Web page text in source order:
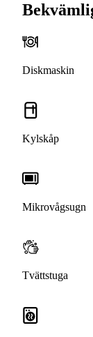
Diskmaskin
Kylskåp
Mikrovågsugn
Tvättstuga